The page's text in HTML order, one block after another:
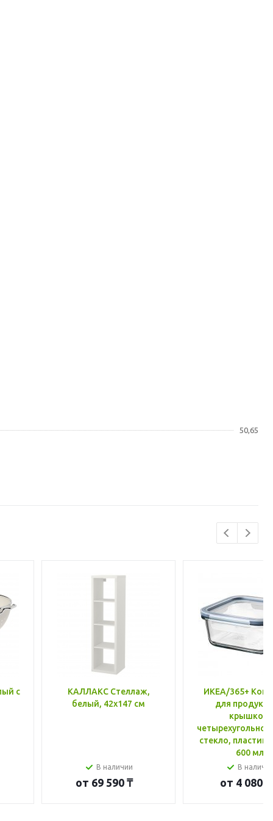
50,65
с
КАЛЛАКС Стеллаж,
белый, 42x147 см
В наличии
от 69 590 ₸
ИКЕА/365+
для
крышкой,
стекло, пластик
600 мл
В
от 4 080 ₸